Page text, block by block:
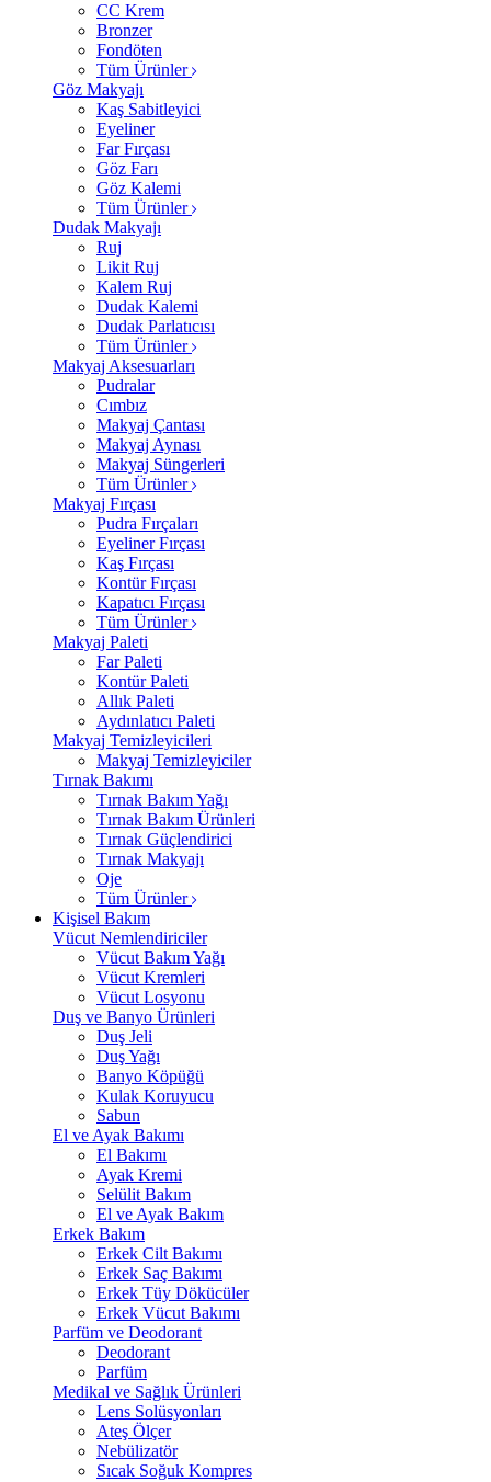
CC Krem
Bronzer
Fondöten
Tüm Ürünler
Göz Makyajı
Kaş Sabitleyici
Eyeliner
Far Fırçası
Göz Farı
Göz Kalemi
Tüm Ürünler
Dudak Makyajı
Ruj
Likit Ruj
Kalem Ruj
Dudak Kalemi
Dudak Parlatıcısı
Tüm Ürünler
Makyaj Aksesuarları
Pudralar
Cımbız
Makyaj Çantası
Makyaj Aynası
Makyaj Süngerleri
Tüm Ürünler
Makyaj Fırçası
Pudra Fırçaları
Eyeliner Fırçası
Kaş Fırçası
Kontür Fırçası
Kapatıcı Fırçası
Tüm Ürünler
Makyaj Paleti
Far Paleti
Kontür Paleti
Allık Paleti
Aydınlatıcı Paleti
Makyaj Temizleyicileri
Makyaj Temizleyiciler
Tırnak Bakımı
Tırnak Bakım Yağı
Tırnak Bakım Ürünleri
Tırnak Güçlendirici
Tırnak Makyajı
Oje
Tüm Ürünler
Kişisel Bakım
Vücut Nemlendiriciler
Vücut Bakım Yağı
Vücut Kremleri
Vücut Losyonu
Duş ve Banyo Ürünleri
Duş Jeli
Duş Yağı
Banyo Köpüğü
Kulak Koruyucu
Sabun
El ve Ayak Bakımı
El Bakımı
Ayak Kremi
Selülit Bakım
El ve Ayak Bakım
Erkek Bakım
Erkek Cilt Bakımı
Erkek Saç Bakımı
Erkek Tüy Dökücüler
Erkek Vücut Bakımı
Parfüm ve Deodorant
Deodorant
Parfüm
Medikal ve Sağlık Ürünleri
Lens Solüsyonları
Ateş Ölçer
Nebülizatör
Sıcak Soğuk Kompres